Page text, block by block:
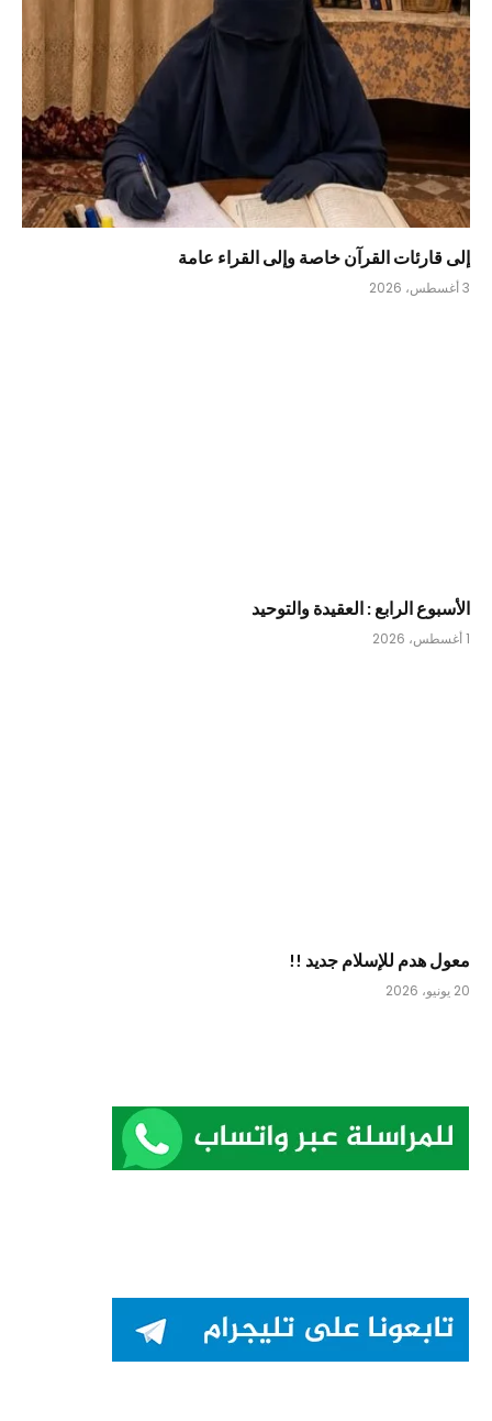
إلى قارئات القرآن خاصة وإلى القراء عامة
3 أغسطس، 2026
الأسبوع الرابع : العقيدة والتوحيد
1 أغسطس، 2026
معول هدم للإسلام جديد !!
20 يونيو، 2026